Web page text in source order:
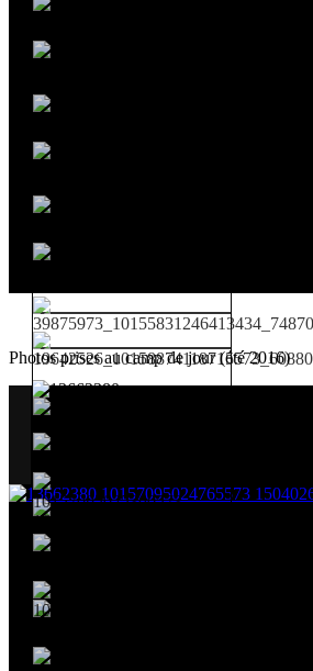
Photos prises au camp de jour (été 2016)